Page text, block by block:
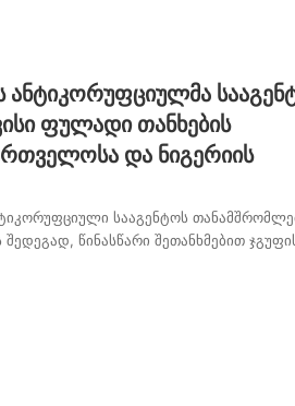
ანტიკორუფციულმა
ფულადი თანხების
და ნიგერიის
სააგენტოს
წინასწარი შეთანხმებით